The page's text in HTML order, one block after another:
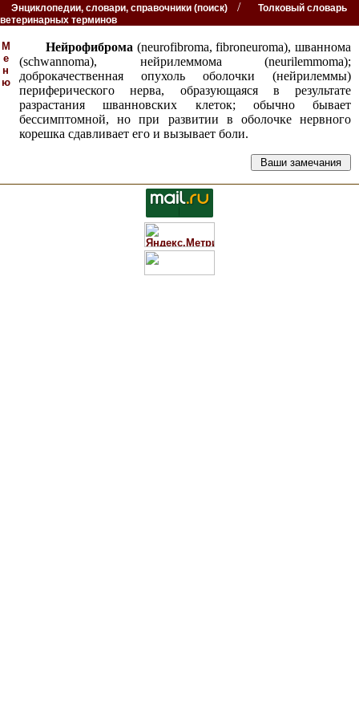
Энциклопедии, словари, справочники (поиск) /
Толковый словарь
ветеринарных терминов
М
е
н
ю
Нейрофиброма (neurofibroma, fibroneuroma), шваннома
(schwannoma), нейрилеммома (neurilemmoma);
доброкачественная опухоль оболочки (нейрилеммы)
периферического нерва, образующаяся в результате
разрастания шванновских клеток; обычно бывает
бессимптомной, но при развитии в оболочке нервного
корешка сдавливает его и вызывает боли.